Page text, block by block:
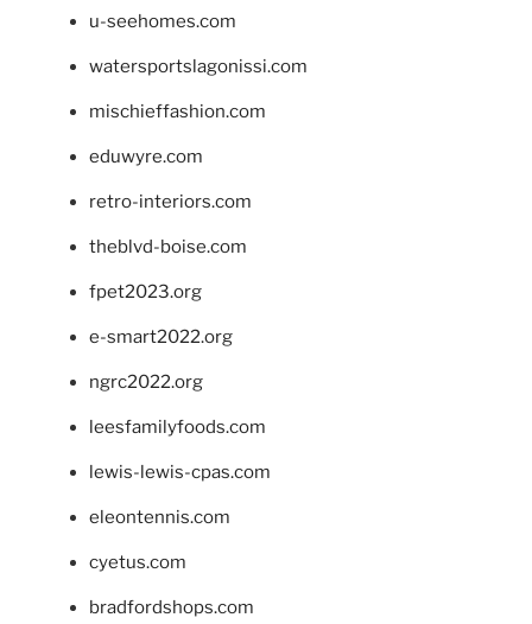
u-seehomes.com
watersportslagonissi.com
mischieffashion.com
eduwyre.com
retro-interiors.com
theblvd-boise.com
fpet2023.org
e-smart2022.org
ngrc2022.org
leesfamilyfoods.com
lewis-lewis-cpas.com
eleontennis.com
cyetus.com
bradfordshops.com